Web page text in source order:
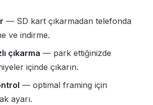
— SD kart çıkarmadan telefonda
ve indirme.
çıkarma — park ettiğinizde
içinde çıkarın.
— optimal framing için
ayarı.